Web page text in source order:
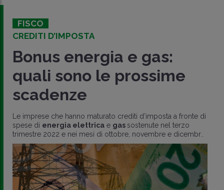
FISCO
CREDITI D’IMPOSTA
Bonus energia e gas:
quali sono le prossime
scadenze
Le imprese che hanno maturato crediti d’imposta a fronte di
spese di energia elettrica e gas sostenute nel terzo
trimestre 2022 e nei mesi di ottobre, novembre e dicembr..